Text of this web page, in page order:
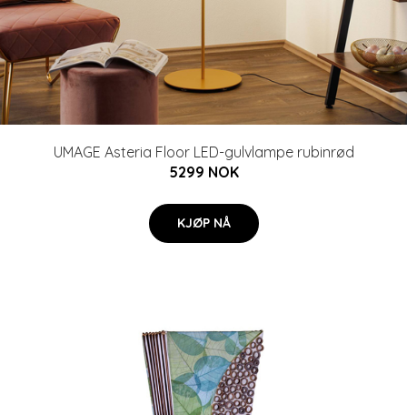
UMAGE Asteria Floor LED-gulvlampe rubinrød
5299 NOK
KJØP NÅ